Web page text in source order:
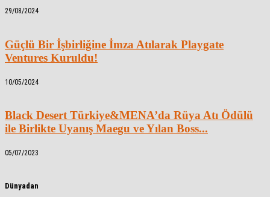
29/08/2024
Güçlü Bir İşbirliğine İmza Atılarak Playgate
Ventures Kuruldu!
10/05/2024
Black Desert Türkiye&MENA’da Rüya Atı Ödülü
ile Birlikte Uyanış Maegu ve Yılan Boss...
05/07/2023
Dünyadan